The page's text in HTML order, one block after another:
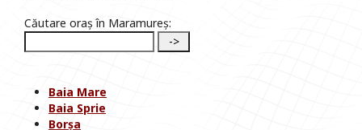
Căutare oraș în Maramureș:
Baia Mare
Baia Sprie
Borșa